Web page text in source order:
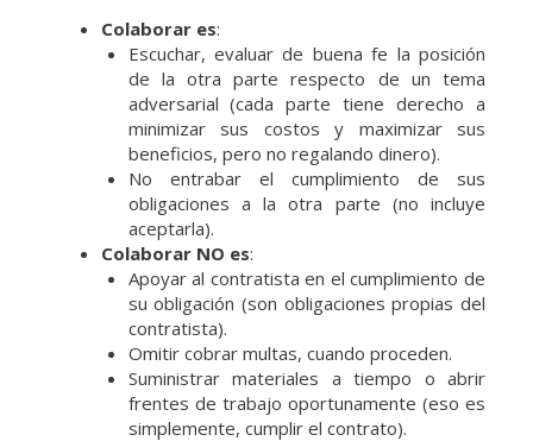
Colaborar es:
Escuchar, evaluar de buena fe la posición
de la otra parte respecto de un tema
adversarial (cada parte tiene derecho a
minimizar sus costos y maximizar sus
beneficios, pero no regalando dinero).
No entrabar el cumplimiento de sus
obligaciones a la otra parte (no incluye
aceptarla).
Colaborar NO es:
Apoyar al contratista en el cumplimiento de
su obligación (son obligaciones propias del
contratista).
Omitir cobrar multas, cuando proceden.
Suministrar materiales a tiempo o abrir
frentes de trabajo oportunamente (eso es
simplemente, cumplir el contrato).